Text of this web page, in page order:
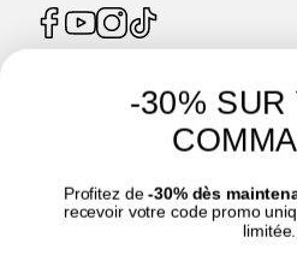
4.7/5
-30% SUR
Profitez de -30% dès
recevoir votre code promo
limitée.